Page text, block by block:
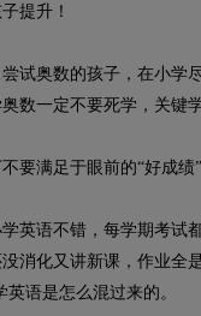
提升！
奥数的孩子，在小学尽
数一定不要死学，关键
满足于眼前的“好成绩”
语不错，每学期考试都
消化又讲新课，作业全
语是怎么混过来的。